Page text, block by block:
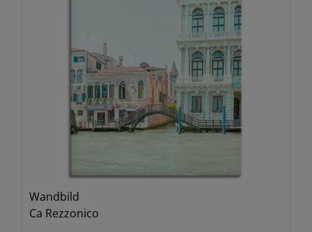
Wandbild
Ca Rezzonico